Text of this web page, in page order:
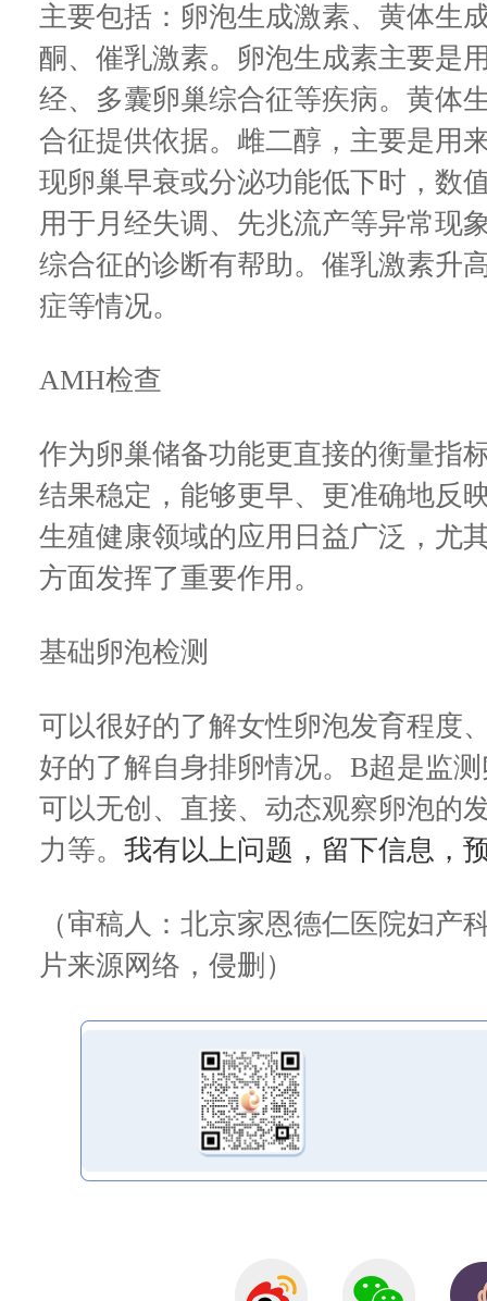
主要包括：卵泡生成激素、黄体生
酮、催乳激素。卵泡生成素主要是
经、多囊卵巢综合征等疾病。黄体
合征提供依据。雌二醇，主要是用
现卵巢早衰或分泌功能低下时，数
用于月经失调、先兆流产等异常现
综合征的诊断有帮助。催乳激素升
症等情况。
AMH检查
作为卵巢储备功能更直接的衡量指
结果稳定，能够更早、更准确地反
生殖健康领域的应用日益广泛，尤
方面发挥了重要作用。
基础卵泡检测
可以很好的了解女性卵泡发育程度
好的了解自身排卵情况。B超是监
可以无创、直接、动态观察卵泡的
力等。 我有以上问题，留下信息，
（审稿人：北京家恩德仁医院妇产
片来源网络，侵删）